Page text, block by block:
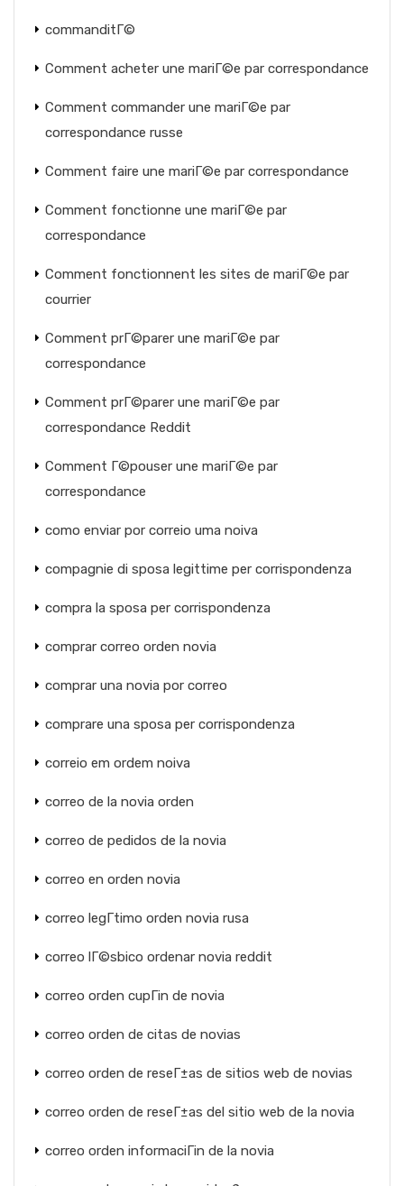
commanditГ©
Comment acheter une mariГ©e par correspondance
Comment commander une mariГ©e par
correspondance russe
Comment faire une mariГ©e par correspondance
Comment fonctionne une mariГ©e par
correspondance
Comment fonctionnent les sites de mariГ©e par
courrier
Comment prГ©parer une mariГ©e par
correspondance
Comment prГ©parer une mariГ©e par
correspondance Reddit
Comment Г©pouser une mariГ©e par
correspondance
como enviar por correio uma noiva
compagnie di sposa legittime per corrispondenza
compra la sposa per corrispondenza
comprar correo orden novia
comprar una novia por correo
comprare una sposa per corrispondenza
correio em ordem noiva
correo de la novia orden
correo de pedidos de la novia
correo en orden novia
correo legГ­timo orden novia rusa
correo lГ©sbico ordenar novia reddit
correo orden cupГіn de novia
correo orden de citas de novias
correo orden de reseГ±as de sitios web de novias
correo orden de reseГ±as del sitio web de la novia
correo orden informaciГіn de la novia